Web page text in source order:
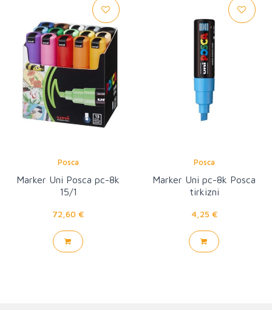
Posca
Marker Uni Posca pc-8k
15/1
72,60 €
Posca
Marker Uni pc-8k Posca
tirkizni
4,25 €